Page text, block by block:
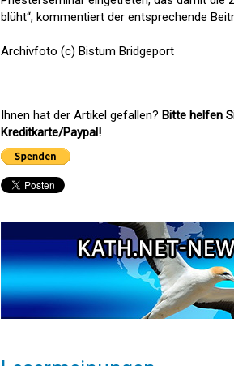
blüht“, kommentiert der entsprechende
Archivfoto (c) Bistum Bridgeport
Ihnen hat der Artikel gefallen? Bitte helfen
Kreditkarte/Paypal!